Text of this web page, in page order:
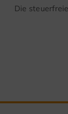
Die